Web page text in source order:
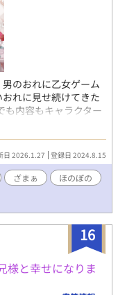
のおれに乙女ゲーム
れに見せ続けてきた
も内容もキャラクター
の前にいる赤い髪の
なる存在…その幼少期
出た悪役令嬢の行いの
『悪役令嬢の兄もまた
られ、それしか登場し
まったのだ 社畜に優
ろう 腹黒？攻略対象
新中！ 奨励賞を頂
くりましたので楽し
化に伴い変更となっ
に本編も修正する予
備中！
日 2026.1.27 登録日 2024.8.15
ざまぁ
ほのぼの
16
様と幸せになりま